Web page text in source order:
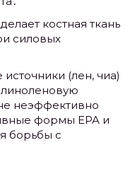
костная ткань
силовых
(лен, чиа)
неэффективно
формы EPA и
борьбы с